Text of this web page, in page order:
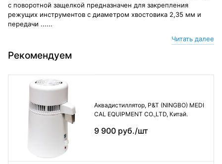
с поворотной защелкой предназначен для закрепления
режущих инструментов с диаметром хвостовика 2,35 мм и
передачи ......
Читать далее
Рекомендуем
Аквадистиллятор, P&T (NINGBO) MEDI
CAL EQUIPMENT CO.,LTD, Китай.
9 900 руб./шт